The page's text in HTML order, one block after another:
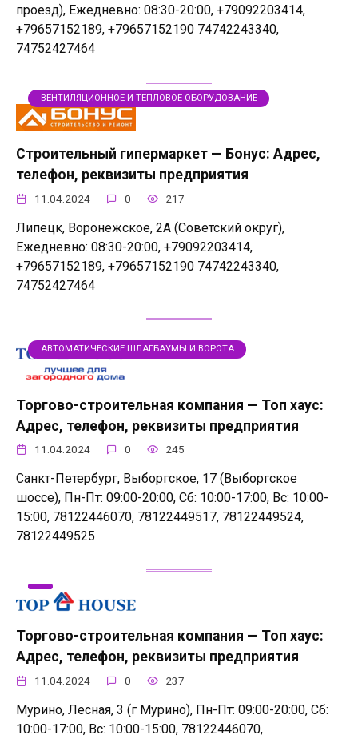
проезд), Ежедневно: 08:30-20:00, +79092203414,
+79657152189, +79657152190 74742243340,
74752427464
ВЕНТИЛЯЦИОННОЕ И ТЕПЛОВОЕ ОБОРУДОВАНИЕ
Строительный гипермаркет — Бонус: Адрес,
телефон, реквизиты предприятия
11.04.2024 0 217
Липецк, Воронежское, 2А (Советский округ),
Ежедневно: 08:30-20:00, +79092203414,
+79657152189, +79657152190 74742243340,
74752427464
АВТОМАТИЧЕСКИЕ ШЛАГБАУМЫ И ВОРОТА
Торгово-строительная компания — Топ хаус:
Адрес, телефон, реквизиты предприятия
11.04.2024 0 245
Санкт-Петербург, Выборгское, 17 (Выборгское
шоссе), Пн-Пт: 09:00-20:00, Сб: 10:00-17:00, Вс: 10:00-
15:00, 78122446070, 78122449517, 78122449524,
78122449525
Торгово-строительная компания — Топ хаус:
Адрес, телефон, реквизиты предприятия
11.04.2024 0 237
Мурино, Лесная, 3 (г Мурино), Пн-Пт: 09:00-20:00, Сб:
10:00-17:00, Вс: 10:00-15:00, 78122446070,